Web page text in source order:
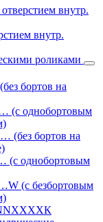
внутр.
внутр.
роликами
бортов на
(с однобортовым
(без бортов на
однобортовым
(с безбортовым